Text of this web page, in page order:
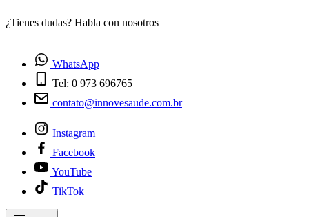
¿Tienes dudas? Habla con nosotros
WhatsApp
Tel: 0 973 696765
contato@innovesaude.com.br
Instagram
Facebook
YouTube
TikTok